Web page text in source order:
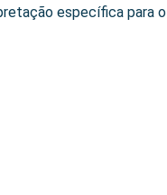
específica para o